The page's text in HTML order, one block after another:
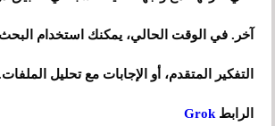
آخر. في الوقت الحالي، يمكنك استخدام البحث
التفكير المتقدم، أو الإجابات مع تحليل
الرابطGrok